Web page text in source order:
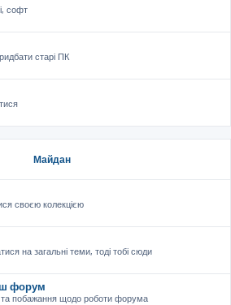
софт
старі ПК
Майдан
своєю колекцією
на загальні теми, тоді тобі сюди
форум
побажання щодо роботи форума